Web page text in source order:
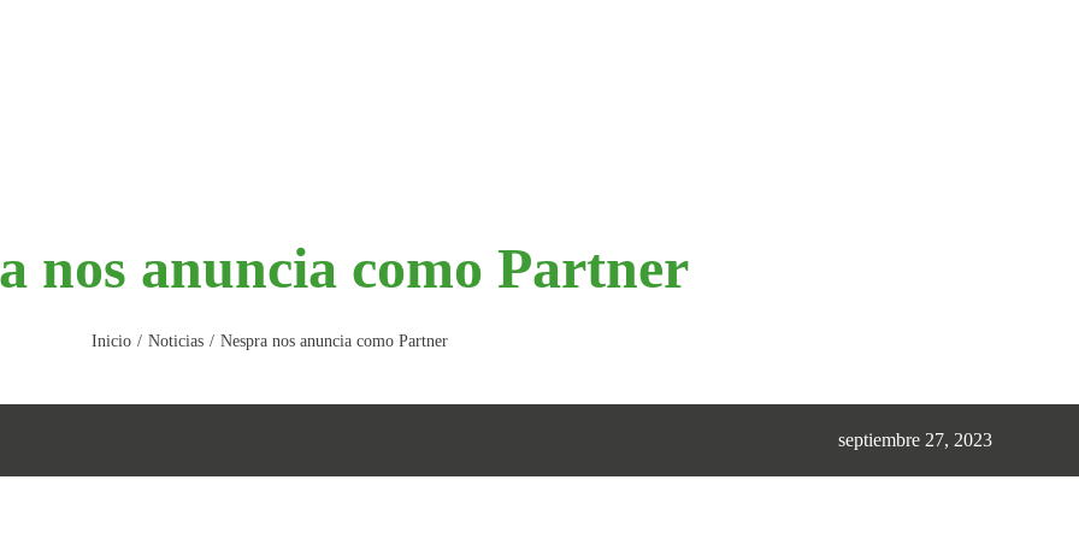
nos anuncia como Partner
Inicio Noticias Nespra nos anuncia como Partner
septiembre 27, 2023